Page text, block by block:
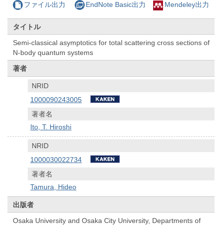
ファイル出力 EndNote Basic出力 Mendeley出力
タイトル
Semi-classical asymptotics for total scattering cross sections of
N-body quantum systems
著者
NRID
1000090243005
著者名
Ito, T. Hiroshi
NRID
1000030022734
著者名
Tamura, Hideo
出版者
Osaka University and Osaka City University, Departments of